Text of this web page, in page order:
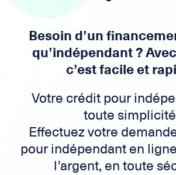
Besoin d’un
qu’indépendant ?
c’est facile et
Votre crédit pour
toute
Effectuez votre
pour indépendant en
l’argent, en toute